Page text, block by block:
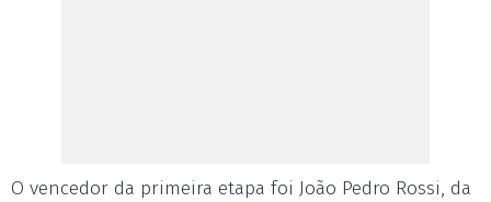
O vencedor da primeira etapa foi João Pedro Rossi, da